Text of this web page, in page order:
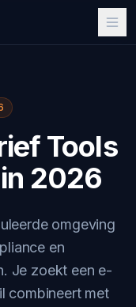
Tools
2026
omgeving
en
Je zoekt een e-
combineert met